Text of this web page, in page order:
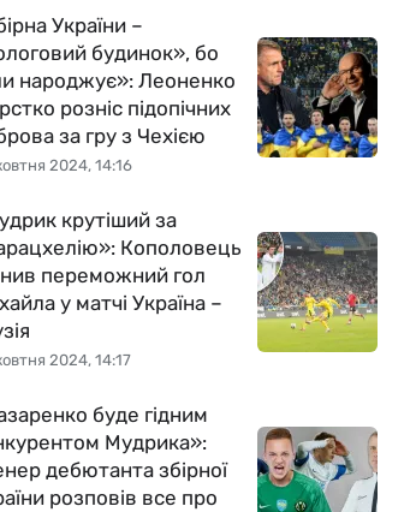
2024, 14:16
України –
будинок», бо
народжує»: Леоненко
розніс підопічних
за гру з Чехією
2024, 14:17
крутіший за
Кополовець
переможний гол
у матчі Україна –
буде гідним
Мудрика»:
дебютанта збірної
розповів все про